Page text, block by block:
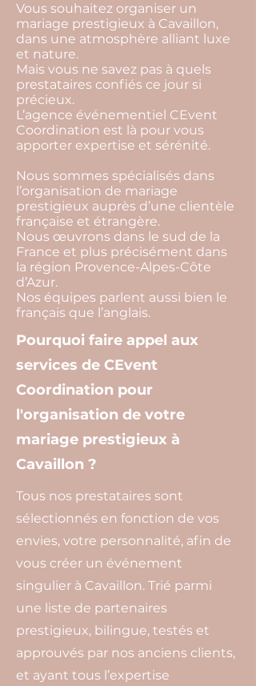
Vous souhaitez organiser un
mariage prestigieux à Cavaillon,
dans une atmosphère alliant luxe
et nature.
Mais vous ne savez pas à quels
prestataires confiés ce jour si
précieux.
L’agence événementiel CEvent
Coordination est là pour vous
apporter expertise et sérénité.
Nous sommes spécialisés dans
l’organisation de mariage
prestigieux auprès d’une clientèle
française et étrangère.
Nous œuvrons dans le sud de la
France et plus précisément dans
la région Provence-Alpes-Côte
d’Azur.
Nos équipes parlent aussi bien le
français que l’anglais.
Pourquoi faire appel aux
services de CEvent
Coordination pour
l'organisation de votre
mariage prestigieux à
Cavaillon ?
Tous nos prestataires sont
sélectionnés en fonction de vos
envies, votre personnalité, afin de
vous créer un événement
singulier à Cavaillon. Trié parmi
une liste de partenaires
prestigieux, bilingue, testés et
approuvés par nos anciens clients,
et ayant tous l’expertise